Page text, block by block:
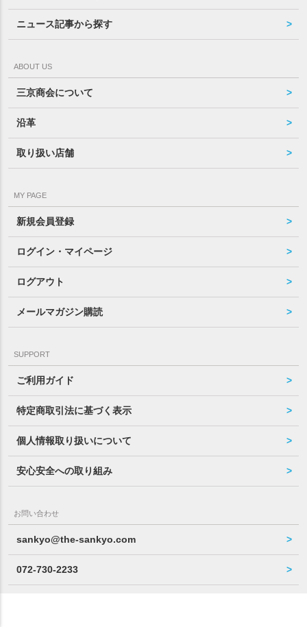
ニュース記事から探す
ABOUT US
三京商会について
沿革
取り扱い店舗
MY PAGE
新規会員登録
ログイン・マイページ
ログアウト
メールマガジン購読
SUPPORT
ご利用ガイド
特定商取引法に基づく表示
個人情報取り扱いについて
安心安全への取り組み
お問い合わせ
sankyo@the-sankyo.com
072-730-2233